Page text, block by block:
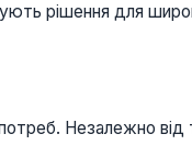
рішення для
Незалежно від